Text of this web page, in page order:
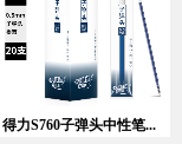
得力S760子弹头中性笔...